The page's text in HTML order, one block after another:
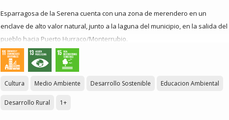
Esparragosa de la Serena cuenta con una zona de merendero en un
enclave de alto valor natural, junto a la laguna del municipio, en la salida del
pueblo hacia Puerto Hurraco/Monterrubio.
Este merendero se usa para la realización de picnics, la práctica de deportes
como senderismo o bicicleta, como lugar de reunión y como zona de
celebración de las fiestas más importantes de la localidad: el Carnaval
Cultura Medio Ambiente Desarrollo Sostenible Educacion Ambiental
Desarrollo Rural 1+